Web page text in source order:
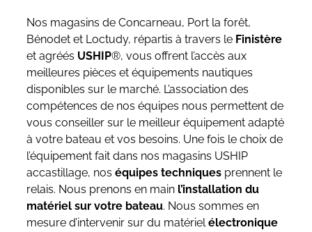
Nos magasins de Concarneau, Port la forêt,
Bénodet et Loctudy, répartis à travers le Finistère
et agréés USHIP®, vous offrent l’accès aux
meilleures pièces et équipements nautiques
disponibles sur le marché. L’association des
compétences de nos équipes nous permettent de
vous conseiller sur le meilleur équipement adapté
à votre bateau et vos besoins. Une fois le choix de
l’équipement fait dans nos magasins USHIP
accastillage, nos équipes techniques prennent le
relais. Nous prenons en main l’installation du
matériel sur votre bateau. Nous sommes en
mesure d’intervenir sur du matérielélectronique